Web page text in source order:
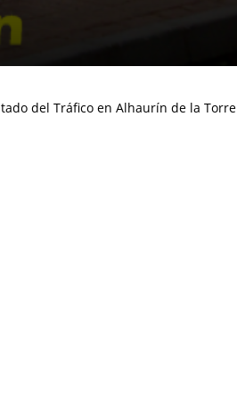
del Tráfico en Alhaurín de la Torre